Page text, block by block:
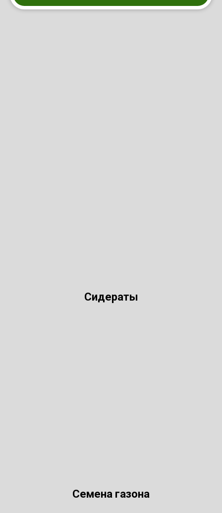
Сидераты
Семена газона